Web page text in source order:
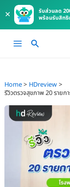
×
รับส่วนลด
พร้อมรับสิทธิ
Main
Home
HDreview
รีวิวตรวจสุขภาพ 20 ราย